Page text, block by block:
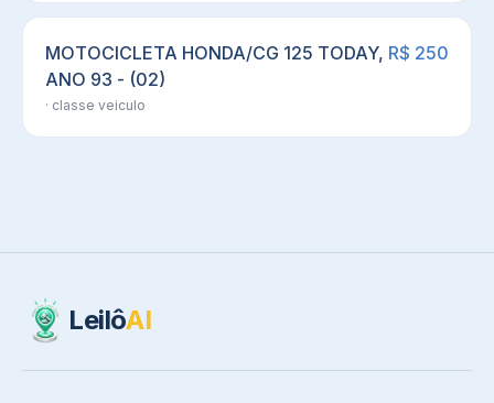
MOTOCICLETA HONDA/CG 125 TODAY,
ANO 93 - (02)
· classe veiculo
R$ 250
LeilôAI